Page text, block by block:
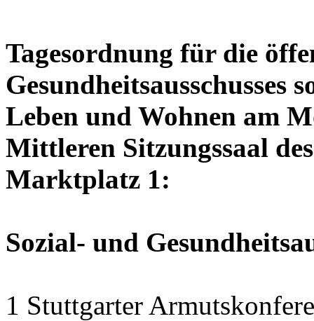
Tagesordnung für die
Gesundheitsausschusses
Leben und Wohnen am
Mittleren Sitzungssaal
Marktplatz 1:
Sozial- und
1 Stuttgarter